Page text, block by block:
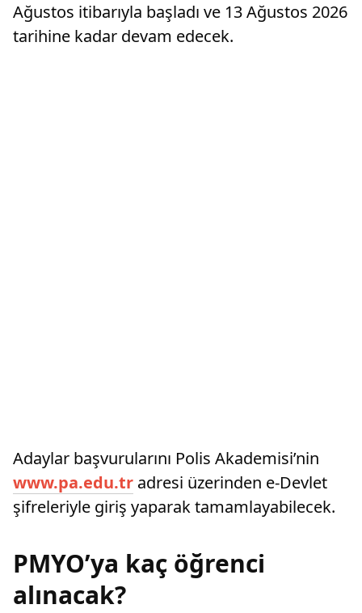
Ağustos itibarıyla başladı ve 13 Ağustos 2026
tarihine kadar devam edecek.
Adaylar başvurularını Polis Akademisi’nin
www.pa.edu.tr adresi üzerinden e-Devlet
şifreleriyle giriş yaparak tamamlayabilecek.
PMYO’ya kaç öğrenci
alınacak?